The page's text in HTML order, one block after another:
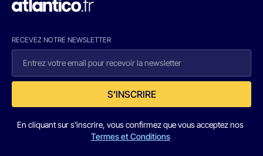
RECEVEZ NOTRE NEWSLETTER
S'INSCRIRE
En cliquant sur s'inscrire, vous confirmez que vous acceptez nos
Termes et Conditions